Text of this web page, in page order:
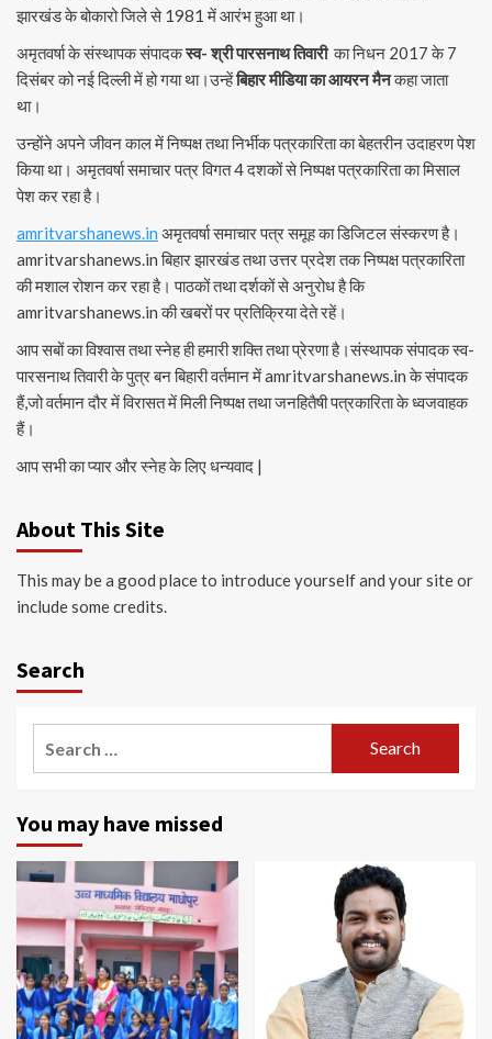
झारखंड के बोकारो जिले से 1981 में आरंभ हुआ था।
अमृतवर्षा के संस्थापक संपादकस्व- श्री पारसनाथ तिवारीका निधन 2017 के 7
दिसंबर को नई दिल्ली में हो गया था।उन्हेंबिहार मीडिया का आयरन मैनकहा जाता
था।
उन्होंने अपने जीवन काल में निष्पक्ष तथा निर्भीक पत्रकारिता का बेहतरीन उदाहरण पेश
किया था। अमृतवर्षा समाचार पत्र विगत 4 दशकों से निष्पक्ष पत्रकारिता का मिसाल
पेश कर रहा है।
amritvarshanews.in अमृतवर्षा समाचार पत्र समूह का डिजिटल संस्करण है।
amritvarshanews.in बिहार झारखंड तथा उत्तर प्रदेश तक निष्पक्ष पत्रकारिता
की मशाल रोशन कर रहा है। पाठकों तथा दर्शकों से अनुरोध है कि
amritvarshanews.in की खबरों पर प्रतिक्रिया देते रहें।
आप सबों का विश्वास तथा स्नेह ही हमारी शक्ति तथा प्रेरणा है।संस्थापक संपादक स्व-
पारसनाथ तिवारी के पुत्र बन बिहारी वर्तमान में amritvarshanews.in के संपादक
हैं,जो वर्तमान दौर में विरासत में मिली निष्पक्ष तथा जनहितैषी पत्रकारिता के ध्वजवाहक
हैं।
आप सभी का प्यार और स्नेह के लिए धन्यवाद |
About This Site
This may be a good place to introduce yourself and your site or
include some credits.
Search
You may have missed